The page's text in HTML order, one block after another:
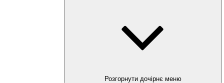
Розгорнути дочірнє меню